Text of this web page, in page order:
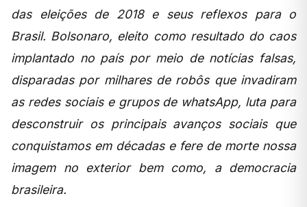
das eleições de 2018 e seus reflexos para o
Brasil. Bolsonaro, eleito como resultado do caos
implantado no país por meio de notícias falsas,
disparadas por milhares de robôs que invadiram
as redes sociais e grupos de whatsApp, luta para
desconstruir os principais avanços sociais que
conquistamos em décadas e fere de morte nossa
imagem no exterior bem como, a democracia
brasileira.